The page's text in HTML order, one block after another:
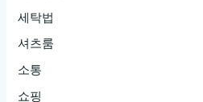
세탁법
셔츠룸
소통
쇼핑